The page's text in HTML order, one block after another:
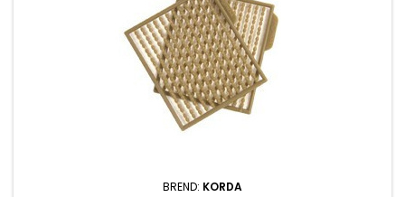
BREND: KORDA